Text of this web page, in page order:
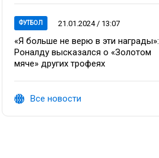
ФУТБОЛ 21.01.2024 / 13:07
«Я больше не верю в эти награды»:
Роналду высказался о «Золотом
мяче» других трофеях
Все новости